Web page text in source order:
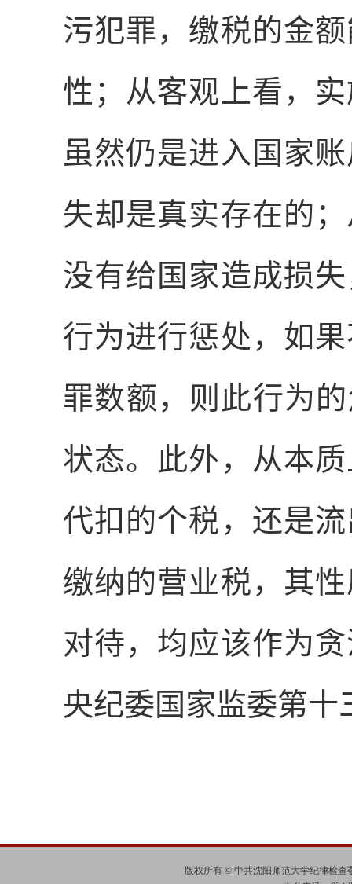
污犯罪，缴税的金
性；从客观上看，
虽然仍是进入国家
失却是真实存在的
没有给国家造成损
行为进行惩处，如
罪数额，则此行为
状态。此外，从本
代扣的个税，还是
缴纳的营业税，其
对待，均应该作为
央纪委国家监委第十
版权所有 © 中共沈阳师范大学纪律检